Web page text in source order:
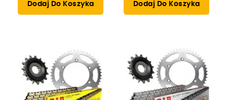
Dodaj Do Koszyka Dodaj Do Koszyka